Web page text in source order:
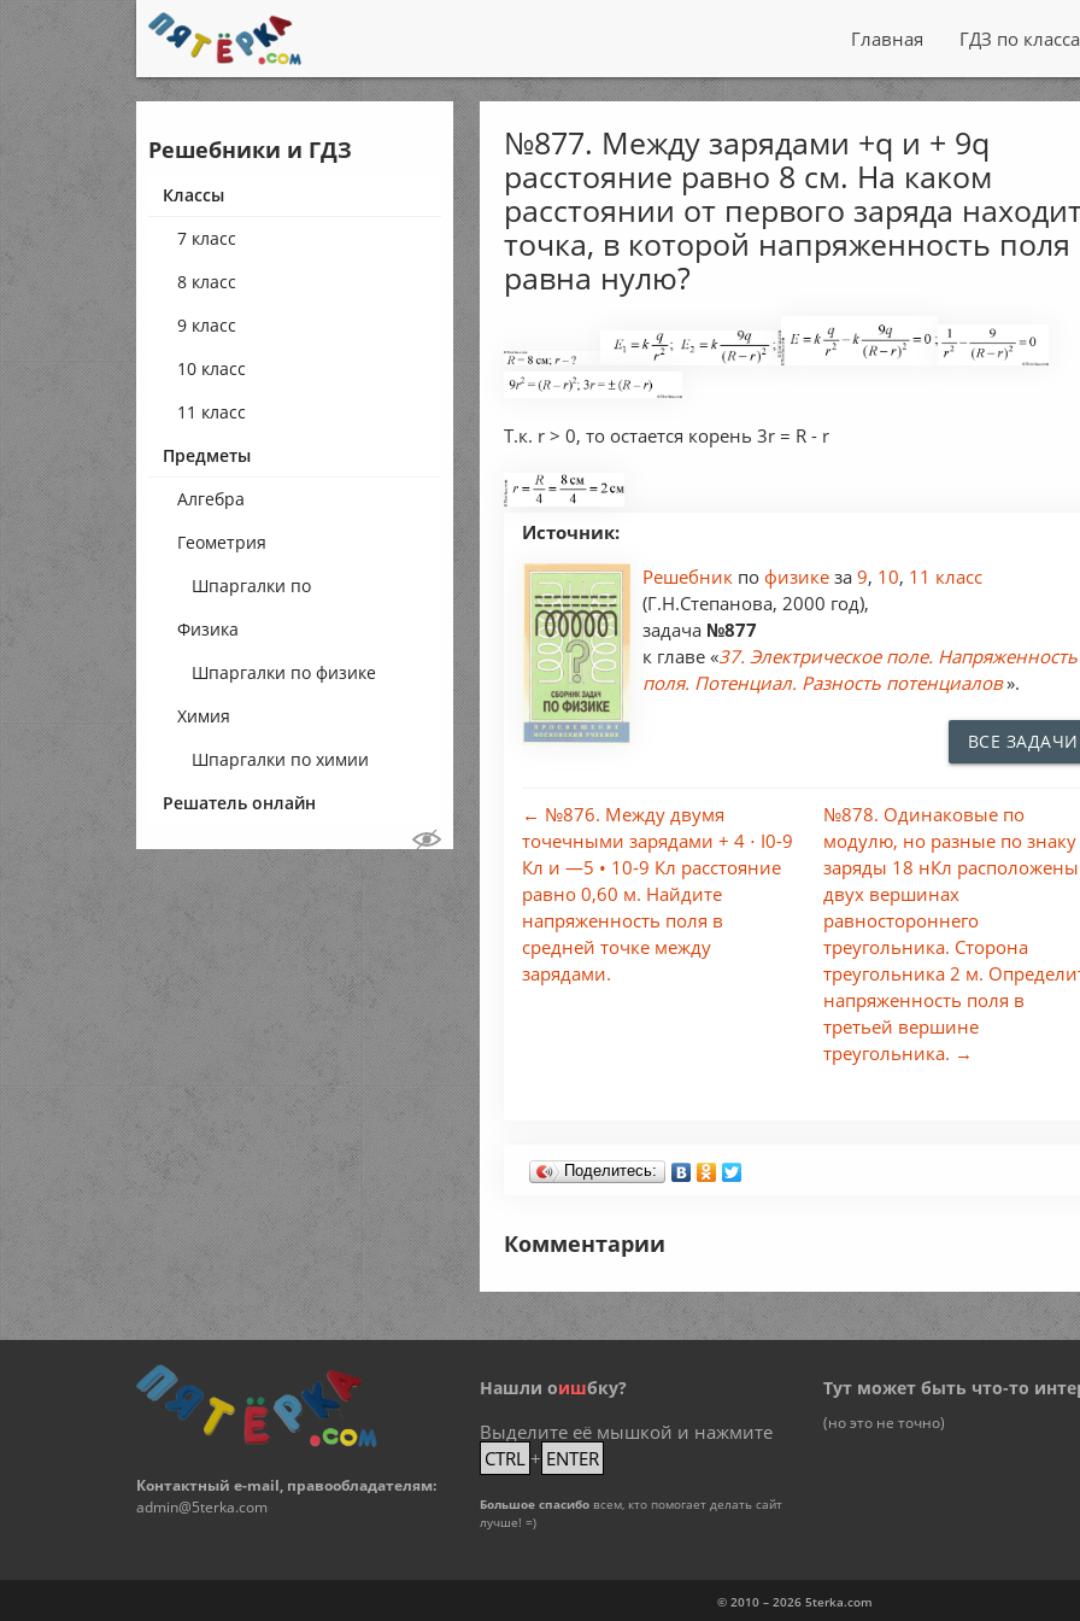
Главная ГДЗ по
Решебники и ГДЗ
Классы
7 класс
8 класс
9 класс
10 класс
11 класс
Предметы
Алгебра
Геометрия
Шпаргалки по
геометрии
Физика
Шпаргалки по физике
Химия
Шпаргалки по химии
Решатель онлайн
№877. Между зарядами +q и + 9q
расстояние равно 8 см. На каком
расстоянии от первого заряда
точка, в которой напряженность поля
равна нулю?
Т.к. r > 0, то остается корень 3r = R - r
Источник:
Решебник пофизикеза9, 10, 11 класс
(Г.Н.Степанова, 2000 год),
задача №877
к главе «37. Электрическое поле. Напряженность
поля. Потенциал. Разность потенциалов».
ВСЕ ЗАДАЧИ
← №876. Между двумя
точечными зарядами + 4 ⋅ I0-9
Кл и —5 • 10-9 Кл расстояние
равно 0,60 м. Найдите
напряженность поля в
средней точке между
зарядами.
№878. Одинаковые по
модулю, но разные по знаку
заряды 18 нКл
двух вершинах
равностороннего
треугольника. Сторона
треугольника 2 м.
напряженность поля в
третьей вершине
треугольника. →
Поделитесь:
Комментарии
Контактный e-mail, правообладателям:
admin@5terka.com
Нашли оишбку?
Выделите её мышкой и нажмите
CTRL + ENTER
Большое спасибо всем, кто помогает делать сайт
лучше! =)
Тут может быть что-то
(но это не точно)
© 2010 – 2026 5terka.com